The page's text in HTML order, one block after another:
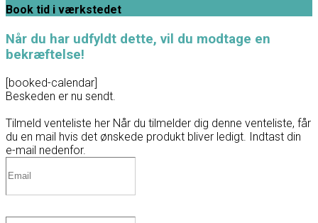
Book tid i værkstedet
Når du har udfyldt dette, vil du modtage en
bekræftelse!
[booked-calendar]
Beskeden er nu sendt.
Tilmeld venteliste her Når du tilmelder dig denne venteliste, får
du en mail hvis det ønskede produkt bliver ledigt. Indtast din
e-mail nedenfor.